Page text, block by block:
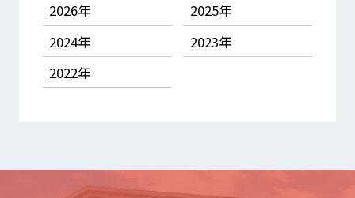
2026年
2025年
2024年
2023年
2022年